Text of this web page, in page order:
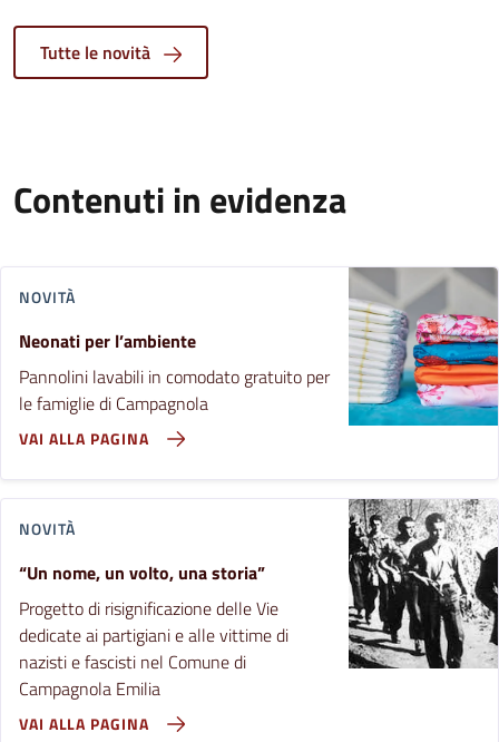
Tutte le novità
Contenuti in evidenza
NOVITÀ
Neonati per l’ambiente
Pannolini lavabili in comodato gratuito per
le famiglie di Campagnola
VAI ALLA PAGINA
NOVITÀ
“Un nome, un volto, una storia”
Progetto di risignificazione delle Vie
dedicate ai partigiani e alle vittime di
nazisti e fascisti nel Comune di
Campagnola Emilia
VAI ALLA PAGINA